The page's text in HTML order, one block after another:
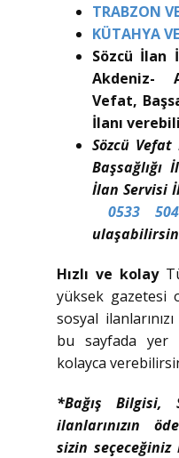
TRABZON
KÜTAHYA
Sözcü İlan
Akdeniz-
Vefat,
İlanı
Sözcü
Başsağlığı
İlan Servisi
0533
Hızlı ve kolay
yüksek gazetesi
sosyal
bu sayfada yer
kolayca
*Bağış Bilgisi,
ilanlarınızın
sizin